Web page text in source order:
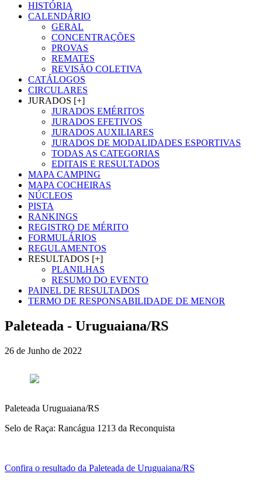
HISTÓRIA
CALENDÁRIO
GERAL
CONCENTRAÇÕES
PROVAS
REMATES
REVISÃO COLETIVA
CATÁLOGOS
CIRCULARES
JURADOS [+]
JURADOS EMÉRITOS
JURADOS EFETIVOS
JURADOS AUXILIARES
JURADOS DE MODALIDADES ESPORTIVAS
TODAS AS CATEGORIAS
EDITAIS E RESULTADOS
MAPA CAMPING
MAPA COCHEIRAS
NÚCLEOS
PISTA
RANKINGS
REGISTRO DE MÉRITO
FORMULÁRIOS
REGULAMENTOS
RESULTADOS [+]
PLANILHAS
RESUMO DO EVENTO
PAINEL DE RESULTADOS
TERMO DE RESPONSABILIDADE DE MENOR
Paleteada - Uruguaiana/RS
26 de Junho de 2022
Paleteada Uruguaiana/RS
Selo de Raça: Rancágua 1213 da Reconquista
Confira o resultado da Paleteada de Uruguaiana/RS